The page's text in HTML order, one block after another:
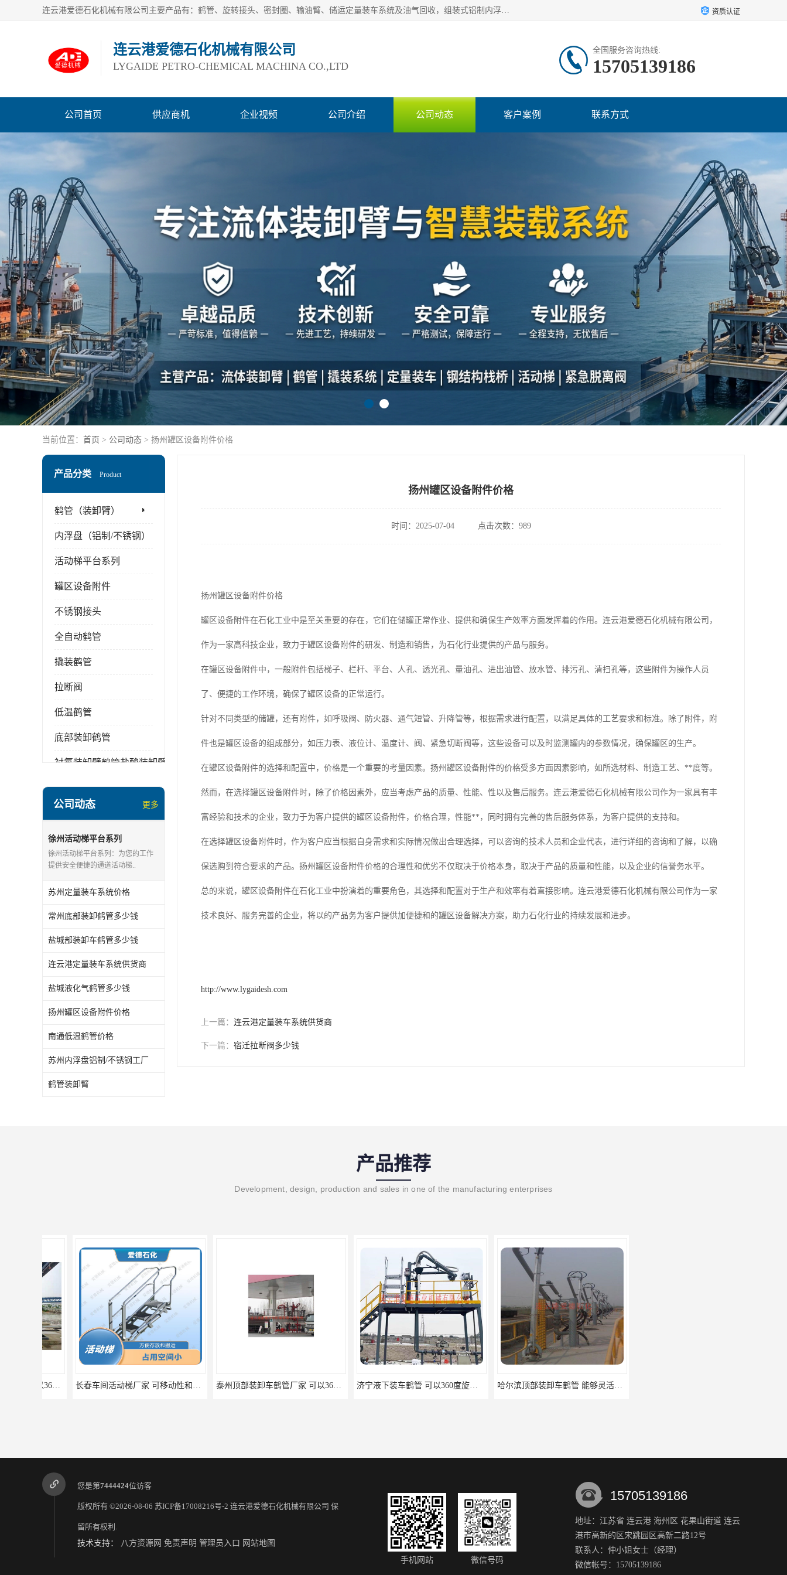
连云港爱德石化机械有限公司主要产品有：鹤管、旋转接头、密封圈、输油臂、储运定量装车系统及油气回收，组装式铝制内浮盘及油罐附件、钢结构栈桥/平台、活动梯、紧急脱离拉断阀等。完备的制造和检测手段以及高素质的员工确保了产品的质量。 资质认证
连云港爱德石化机械有限公司
LYGAIDE PETRO-CHEMICAL MACHINA CO.,LTD
全国服务咨询热线:
15705139186
公司首页 供应商机 企业视频 公司介绍 公司动态 客户案例 联系方式
当前位置： 首页 > 公司动态 > 扬州罐区设备附件价格
产品分类 Product
鹤管（装卸臂）
内浮盘（铝制/不锈钢）
活动梯平台系列
罐区设备附件
不锈钢接头
全自动鹤管
撬装鹤管
拉断阀
低温鹤管
底部装卸鹤管
衬氟装卸臂鹤管盐酸装卸臂
顶部装卸车鹤管
液氨液化气鹤管
定量装车系统
低温臂旋转接头
鹤管平台
活动梯
内浮盘
公司动态 更多
徐州活动梯平台系列
徐州活动梯平台系列：为您的工作
提供安全便捷的通道活动梯..
苏州定量装车系统价格
常州底部装卸鹤管多少钱
盐城部装卸车鹤管多少钱
连云港定量装车系统供货商
盐城液化气鹤管多少钱
扬州罐区设备附件价格
南通低温鹤管价格
苏州内浮盘铝制/不锈钢工厂
鹤管装卸臂
扬州罐区设备附件价格
时间：2025-07-04 点击次数：989
扬州罐区设备附件价格
罐区设备附件在石化工业中是至关重要的存在，它们在储罐正常作业、提供和确保生产效率方面发挥着的作用。连云港爱德石化机械有限公司，
作为一家高科技企业，致力于罐区设备附件的研发、制造和销售，为石化行业提供的产品与服务。
在罐区设备附件中，一般附件包括梯子、栏杆、平台、人孔、透光孔、量油孔、进出油管、放水管、排污孔、清扫孔等，这些附件为操作人员
了、便捷的工作环境，确保了罐区设备的正常运行。
针对不同类型的储罐，还有附件，如呼吸阀、防火器、通气短管、升降管等，根据需求进行配置，以满足具体的工艺要求和标准。除了附件，附
件也是罐区设备的组成部分，如压力表、液位计、温度计、阀、紧急切断阀等，这些设备可以及时监测罐内的参数情况，确保罐区的生产。
在罐区设备附件的选择和配置中，价格是一个重要的考量因素。扬州罐区设备附件的价格受多方面因素影响，如所选材料、制造工艺、**度等。
然而，在选择罐区设备附件时，除了价格因素外，应当考虑产品的质量、性能、性以及售后服务。连云港爱德石化机械有限公司作为一家具有丰
富经验和技术的企业，致力于为客户提供的罐区设备附件，价格合理，性能**，同时拥有完善的售后服务体系，为客户提供的支持和。
在选择罐区设备附件时，作为客户应当根据自身需求和实际情况做出合理选择，可以咨询的技术人员和企业代表，进行详细的咨询和了解，以确
保选购到符合要求的产品。扬州罐区设备附件价格的合理性和优劣不仅取决于价格本身，取决于产品的质量和性能，以及企业的信誉务水平。
总的来说，罐区设备附件在石化工业中扮演着的重要角色，其选择和配置对于生产和效率有着直接影响。连云港爱德石化机械有限公司作为一家
技术良好、服务完善的企业，将以的产品务为客户提供加便捷和的罐区设备解决方案，助力石化行业的持续发展和进步。
http://www.lygaidesh.com
上一篇： 连云港定量装车系统供货商
下一篇： 宿迁拉断阀多少钱
产品推荐
Development, design, production and sales in one of the manufacturing enterprises
长春车间活动梯厂家 可移动性和安全性较高 具有较长的使用寿命和耐用性 泰州顶部装卸车鹤管厂家 可以360度旋转 能够灵活地适应不同的装卸需求 济宁液下装车鹤管 可以360度旋转 能够灵活地适应不同的装卸需求 哈尔滨顶部装卸车鹤管 能够灵活地适应不同的装卸需求
聊城大补偿密封内浮盘 能够保持液体的密闭状态 松原自动化鹤管价格 能够自动完成鹤管的各项操作 赣州铝合金活动价格 通常配备有扶手踏板等安全设施
您是第7444424位访客
版权所有 ©2026-08-06 苏ICP备17008216号-2 连云港爱德石化机械有限公司 保
留所有权利.
技术支持： 八方资源网 免责声明 管理员入口 网站地图
手机网站
微信号码
15705139186
地址：江苏省 连云港 海州区 花果山街道 连云
港市高新的区宋跳园区高新二路12号
联系人：仲小姐 女士 （经理）
微信帐号：15705139186